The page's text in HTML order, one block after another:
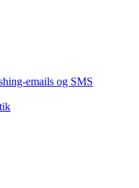
emails og SMS